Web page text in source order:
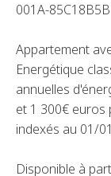
001A-
Appartement
Energétique
annuelles
et 1 300€ euros
indexés au 01/
Disponible à